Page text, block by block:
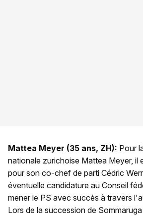
Mattea Meyer (35 ans, ZH): Pour
nationale zurichoise Mattea Meyer, il
pour son co-chef de parti Cédric
éventuelle candidature au Conseil
mener le PS avec succès à travers
Lors de la succession de